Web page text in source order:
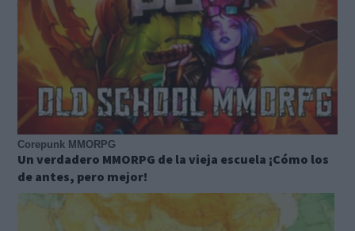
Corepunk MMORPG
Un verdadero MMORPG de la vieja escuela ¡Cómo los
de antes, pero mejor!